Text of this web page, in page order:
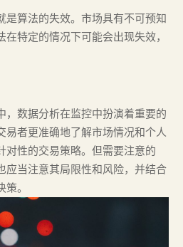
是算法的失效。市场具有不可预知
特定的情况下可能会出现失效，
，数据分析在监控中扮演着重要的
易者更准确地了解市场情况和个人
对性的交易策略。但需要注意的
应当注意其局限性和风险，并结合
。